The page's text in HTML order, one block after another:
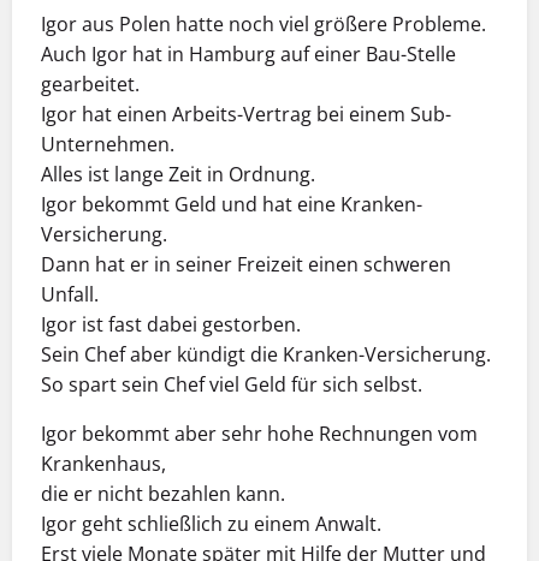
Igor aus Polen hatte noch viel größere Probleme.
Auch Igor hat in Hamburg auf einer Bau-Stelle
gearbeitet.
Igor hat einen Arbeits-Vertrag bei einem Sub-
Unternehmen.
Alles ist lange Zeit in Ordnung.
Igor bekommt Geld und hat eine Kranken-
Versicherung.
Dann hat er in seiner Freizeit einen schweren
Unfall.
Igor ist fast dabei gestorben.
Sein Chef aber kündigt die Kranken-Versicherung.
So spart sein Chef viel Geld für sich selbst.
Igor bekommt aber sehr hohe Rechnungen vom
Krankenhaus,
die er nicht bezahlen kann.
Igor geht schließlich zu einem Anwalt.
Erst viele Monate später mit Hilfe der Mutter und